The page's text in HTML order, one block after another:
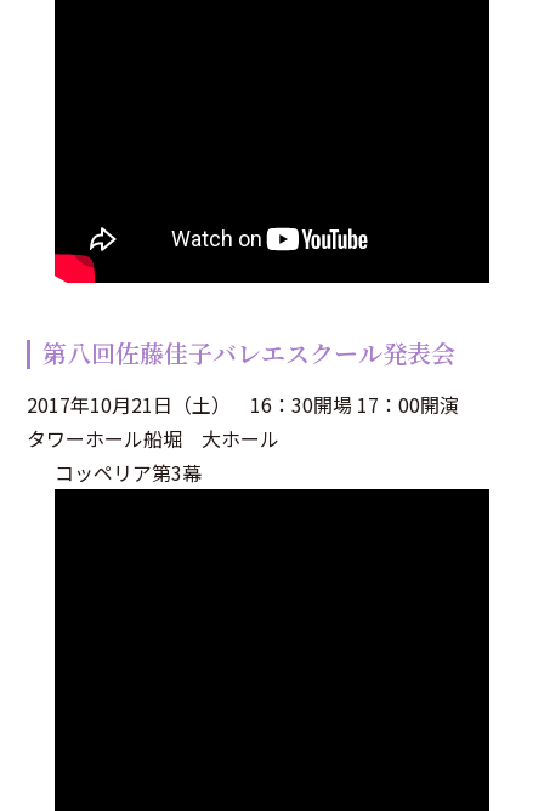
第八回佐藤佳子バレエスクール発表会
2017年10月21日（土） 16：30開場 17：00開演
タワーホール船堀 大ホール
コッペリア第3幕